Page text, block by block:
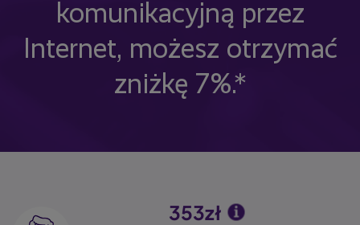
komunikacyjną przez
Internet, możesz otrzymać
zniżkę 7%.*
Image 353zł